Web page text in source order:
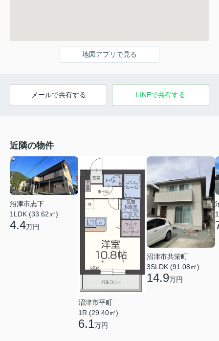
地図アプリで見る
メールで共有する LINEで共有する
近隣の物件
沼津市志下
1LDK (33.62㎡)
4.4万円
沼津市平町
1R (29.40㎡)
6.1万円
沼津市共栄町
3SLDK (91.08㎡)
14.9万円